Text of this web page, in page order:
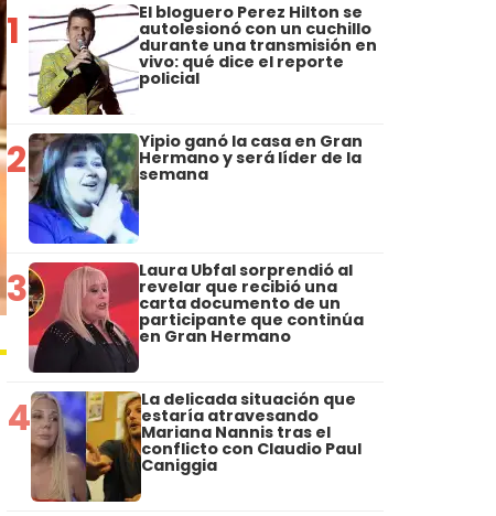
1 El bloguero Perez Hilton se
autolesionó con un cuchillo
durante una transmisión en
vivo: qué dice el reporte
policial
2 Yipio ganó la casa en Gran
Hermano y será líder de la
semana
3 Laura Ubfal sorprendió al
revelar que recibió una
carta documento de un
participante que continúa
en Gran Hermano
4 La delicada situación que
estaría atravesando
Mariana Nannis tras el
conflicto con Claudio Paul
Caniggia